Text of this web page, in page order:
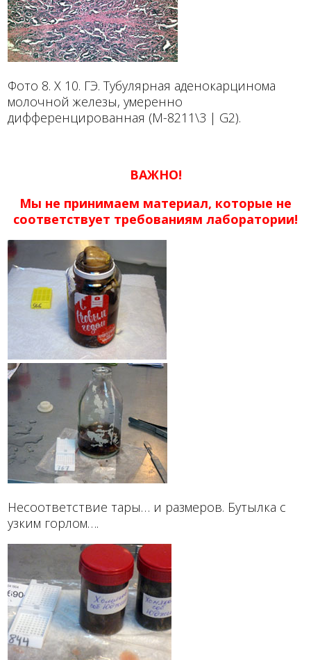
Фото 8. Х 10. ГЭ. Тубулярная аденокарцинома
молочной железы, умеренно
дифференцированная (М-8211\3 | G2).
ВАЖНО!
Мы не принимаем материал, которые не
соответствует требованиям лаборатории!
Несоответствие тары… и размеров. Бутылка с
узким горлом….